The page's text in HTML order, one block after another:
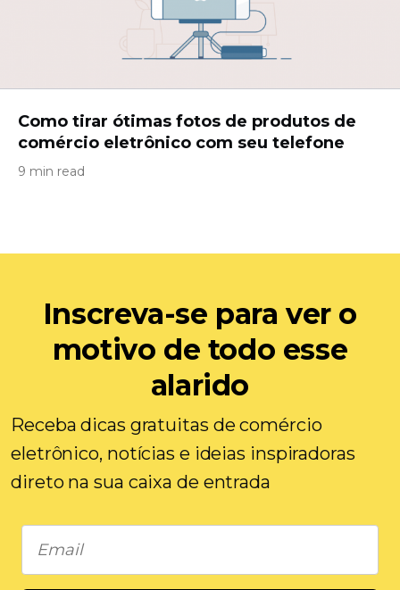
Como tirar ótimas fotos de produtos de
comércio eletrônico com seu telefone
9 min read
Inscreva-se para ver o
motivo de todo esse
alarido
Receba dicas gratuitas de comércio
eletrônico, notícias e ideias inspiradoras
direto na sua caixa de entrada